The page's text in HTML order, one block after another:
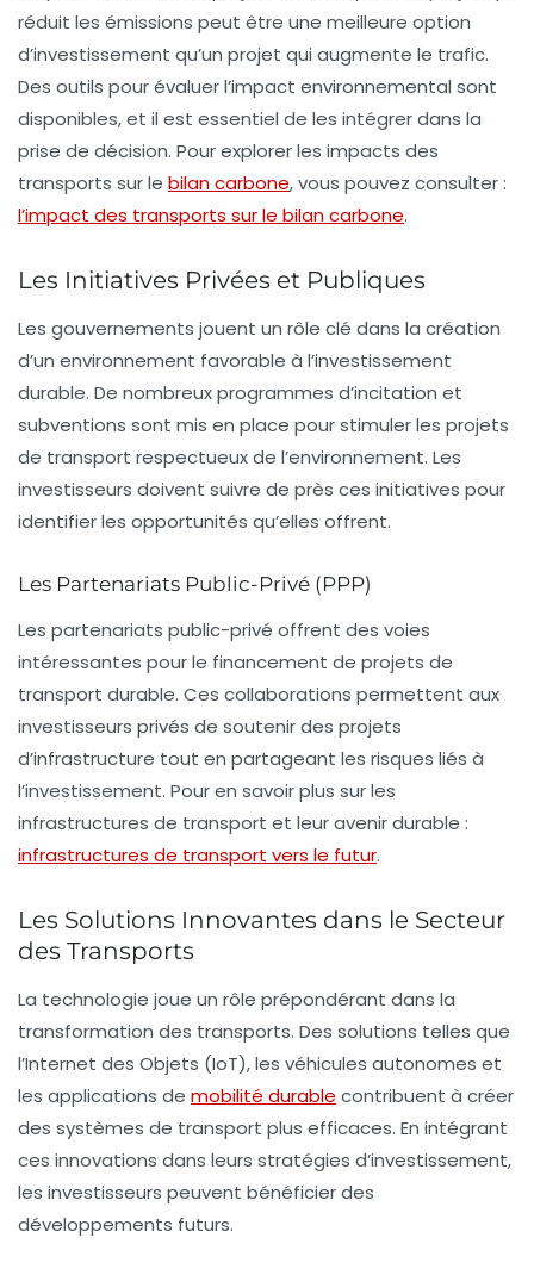
réduit les émissions peut être une meilleure option
d’investissement qu’un projet qui augmente le trafic.
Des outils pour évaluer l’impact environnemental sont
disponibles, et il est essentiel de les intégrer dans la
prise de décision. Pour explorer les impacts des
transports sur le bilan carbone, vous pouvez consulter :
l’impact des transports sur le bilan carbone.
Les Initiatives Privées et Publiques
Les gouvernements jouent un rôle clé dans la création
d’un environnement favorable à l’investissement
durable. De nombreux programmes d’incitation et
subventions sont mis en place pour stimuler les projets
de transport respectueux de l’environnement. Les
investisseurs doivent suivre de près ces initiatives pour
identifier les opportunités qu’elles offrent.
Les Partenariats Public-Privé (PPP)
Les partenariats public-privé offrent des voies
intéressantes pour le financement de projets de
transport durable. Ces collaborations permettent aux
investisseurs privés de soutenir des projets
d’infrastructure tout en partageant les risques liés à
l’investissement. Pour en savoir plus sur les
infrastructures de transport et leur avenir durable :
infrastructures de transport vers le futur.
Les Solutions Innovantes dans le Secteur
des Transports
La technologie joue un rôle prépondérant dans la
transformation des transports. Des solutions telles que
l’Internet des Objets (IoT), les véhicules autonomes et
les applications de mobilité durable contribuent à créer
des systèmes de transport plus efficaces. En intégrant
ces innovations dans leurs stratégies d’investissement,
les investisseurs peuvent bénéficier des
développements futurs.